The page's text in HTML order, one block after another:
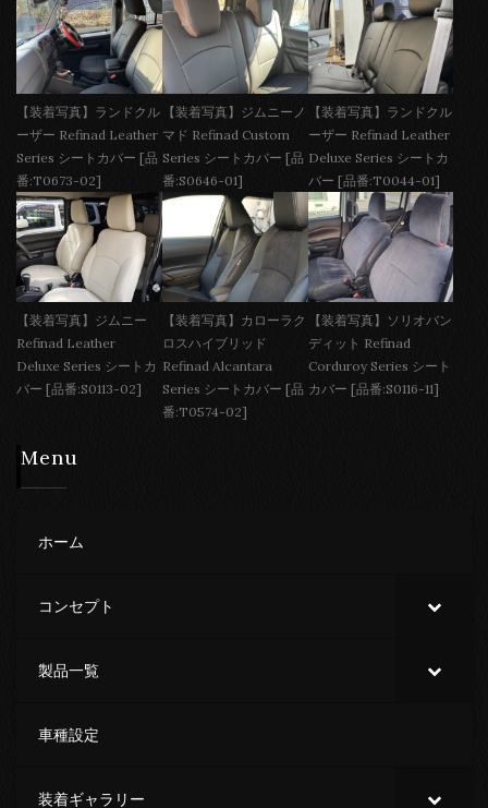
【装着写真】ランドクル
ーザー Refinad Leather
Series シートカバー [品
番:T0673-02]
【装着写真】ジムニーノ
マド Refinad Custom
Series シートカバー [品
番:S0646-01]
【装着写真】ランドクル
ーザー Refinad Leather
Deluxe Series シートカ
バー [品番:T0044-01]
【装着写真】ジムニー
Refinad Leather
Deluxe Series シートカ
バー [品番:S0113-02]
【装着写真】カローラク
ロスハイブリッド
Refinad Alcantara
Series シートカバー [品
番:T0574-02]
【装着写真】ソリオバン
ディット Refinad
Corduroy Series シート
カバー [品番:S0116-11]
Menu
ホーム
コンセプト
製品一覧
車種設定
装着ギャラリー